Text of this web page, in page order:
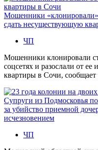
Мошенники
сдать несуществующую
ЧП
Мошенники клонировали
соцсетях и разослали от ее
квартиры в Сочи,
Супруги из Подмосковья
за убийство приемной
исчезновением
ЧП